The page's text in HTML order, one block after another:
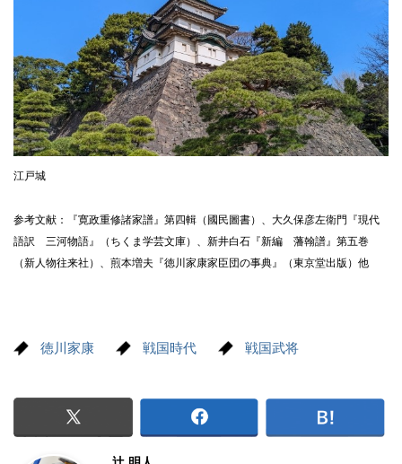
江戸城
参考文献：『寛政重修諸家譜』第四輯（國民圖書）、大久保彦左衛門『現代
語訳 三河物語』（ちくま学芸文庫）、新井白石『新編 藩翰譜』第五巻
（新人物往来社）、煎本増夫『徳川家康家臣団の事典』（東京堂出版）他
徳川家康 戦国時代 戦国武将